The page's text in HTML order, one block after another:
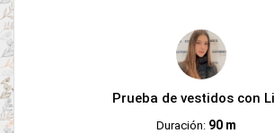
Prueba de vestidos con
Duración: 90 m